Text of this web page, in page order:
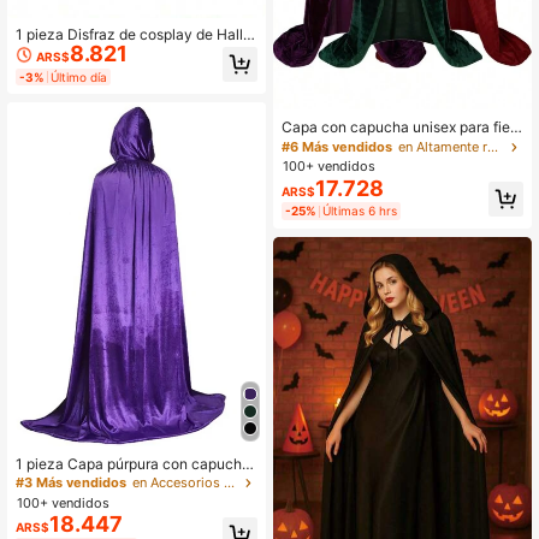
1 pieza Disfraz de cosplay de Hallo
ween Capa con capucha de Segad
or de la Muerte, túnica negra de terr
or, Navidad
ARS$8.821
-3% Último día
1 pieza Capa púrpura con capucha
para adultos unisex para fiesta de H
alloween, apta para disfraz de bail
e, disfraz de vampiro, hecha de terc
iopelo, longitud total 1.7m Capa púr
#3 Más vendidos
en Accesorios de vestuario
100+ vendidos
ARS$18.447
Capa con capucha unisex para fiest
as y actuaciones, de tela de terciop
elo, adecuada para todo tipo de fies
tas, disfraces navideños y de Hallo
ween
#6 Más vendidos
en Altamente recomprado Accesorios de vestir
100+ vendidos
ARS$17.728
-25% Últimas 6 hrs